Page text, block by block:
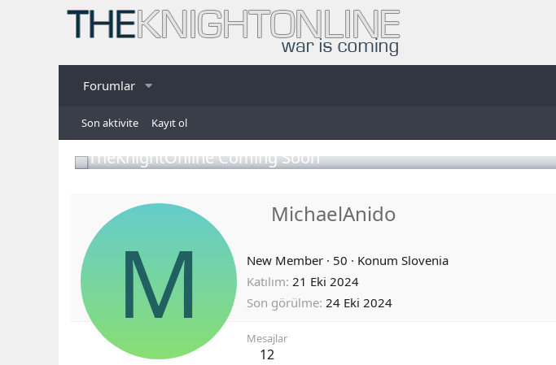
Forumlar
Son aktivite Kayıt ol
TheKnightOnline Coming Soon
M
MichaelAnido
New Member · 50 · Konum Slovenia
Katılım 21 Eki 2024
Son görülme 24 Eki 2024
Mesajlar
12